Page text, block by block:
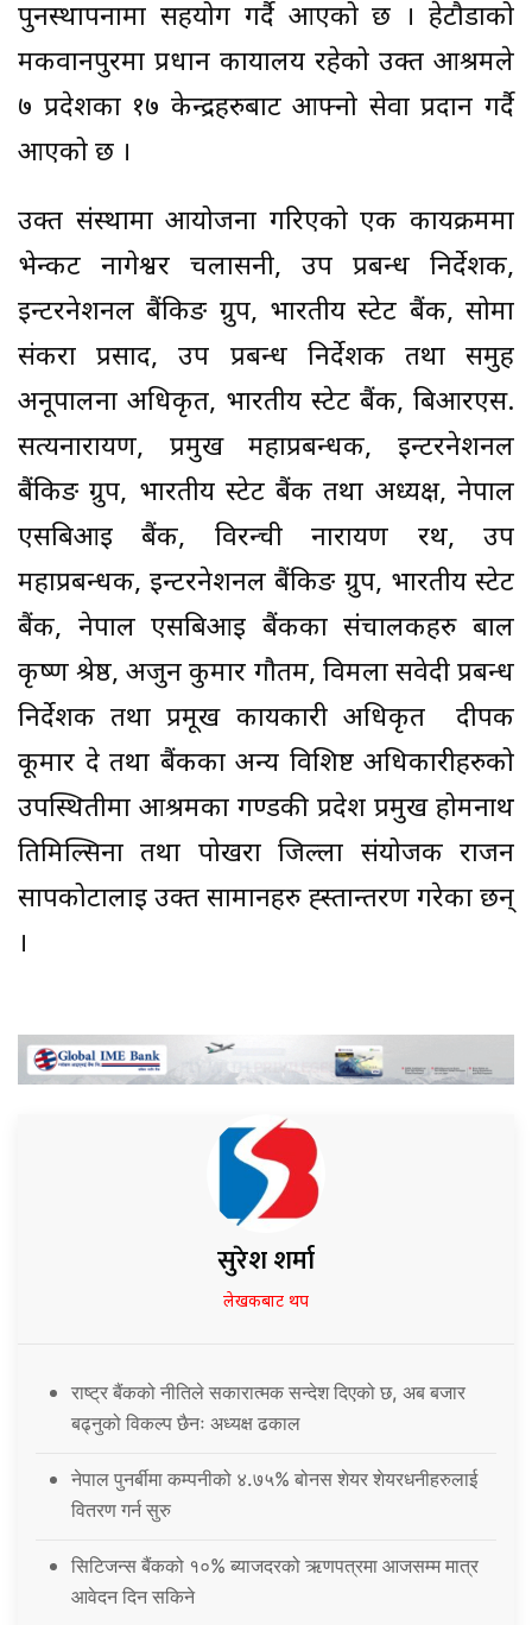
पुनस्थापनामा सहयोग गर्दै आएको छ । हेटौडाको
मकवानपुरमा प्रधान कार्यालय रहेको उक्त आश्रमले
७ प्रदेशका १७ केन्द्रहरुबाट आफ्नो सेवा प्रदान गर्दै
आएको छ ।
उक्त संस्थामा आयोजना गरिएको एक कार्यक्रममा
भेन्कट नागेश्वर चलासनी, उप प्रबन्ध निर्देशक,
इन्टरनेशनल बैंकिङ ग्रुप, भारतीय स्टेट बैंक, सोमा
संकरा प्रसाद, उप प्रबन्ध निर्देशक तथा समुह
अनूपालना अधिकृत, भारतीय स्टेट बैंक, बिआरएस.
सत्यनारायण, प्रमुख महाप्रबन्धक, इन्टरनेशनल
बैंकिङ ग्रुप, भारतीय स्टेट बैंक तथा अध्यक्ष, नेपाल
एसबिआई बैंक, विरन्ची नारायण रथ, उप
महाप्रबन्धक, इन्टरनेशनल बैंकिङ ग्रुप, भारतीय स्टेट
बैंक, नेपाल एसबिआई बैंकका संचालकहरु बाल
कृष्ण श्रेष्ठ, अर्जुन कुमार गौतम, विमला सवेदी प्रबन्ध
निर्देशक तथा प्रमूख कार्यकारी अधिकृत दीपक
कूमार दे तथा बैंकका अन्य विशिष्ट अधिकारीहरुको
उपस्थितीमा आश्रमका गण्डकी प्रदेश प्रमुख होमनाथ
तिमिल्सिना तथा पोखरा जिल्ला संयोजक राजन
सापकोटालाई उक्त सामानहरु ह्स्तान्तरण गरेका छन्
।
सुरेश शर्मा
लेखकबाट थप
राष्ट्र बैंकको नीतिले सकारात्मक सन्देश दिएको छ, अब बजार
बढ्नुको विकल्प छैनः अध्यक्ष ढकाल
नेपाल पुनर्बीमा कम्पनीको ४.७५% बोनस शेयर शेयरधनीहरुलाई
वितरण गर्न सुरु
सिटिजन्स बैंकको १०% ब्याजदरको ऋणपत्रमा आजसम्म मात्र
आवेदन दिन सकिने